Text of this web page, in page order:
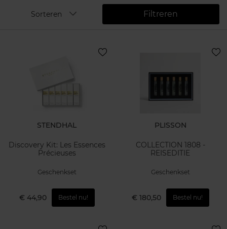
Filtreren
Sorteren
STENDHAL
Discovery Kit: Les Essences
Précieuses
Geschenkset
€ 44,90 Bestel nu!
PLISSON
COLLECTION 1808 -
REISEDITIE
Geschenkset
€ 180,50 Bestel nu!